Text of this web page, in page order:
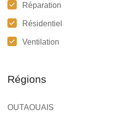
Réparation
Résidentiel
Ventilation
Régions
OUTAOUAIS